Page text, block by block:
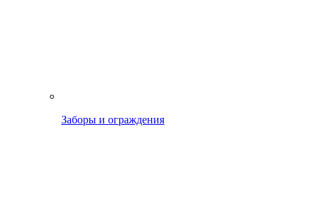
Заборы и ограждения